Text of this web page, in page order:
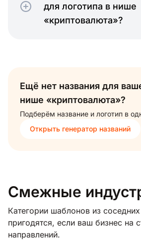
для логотипа в нише
«криптовалюта»?
Ещё нет названия для
нише «криптовалюта»?
Подберём название и логотип в
Открыть генератор названий
Смежные
Категории шаблонов из
пригодятся, если ваш бизнес на
направлений.